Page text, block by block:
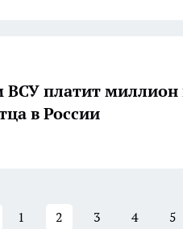
ВСУ платит миллион
в России
1 2 3 4 5